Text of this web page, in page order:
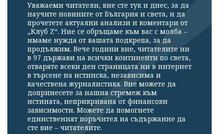
Уважаеми читатели, вие сте тук и днес, за да
научите новините от България и света, и да
прочетете актуални анализи и коментари от
„Клуб Z“. Ние се обръщаме към вас с молба –
имаме нужда от вашата подкрепа, за да
продължим. Вече години вие, читателите ни
в 97 държави на всички континенти по света,
отваряте всеки ден страницата ни в интернет
в търсене на истинска, независима и
качествена журналистика. Вие можете да
допринесете за нашия стремеж към
истината, неприкривана от финансови
зависимости. Можете да помогнете
единственият поръчител на съдържание да
сте вие – читателите.